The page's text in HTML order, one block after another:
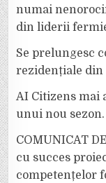
numai
din liderii
Se prelungesc
rezidențiale
AI Citizens mai
unui nou sezon.
COMUNICAT
cu succes
competențelor